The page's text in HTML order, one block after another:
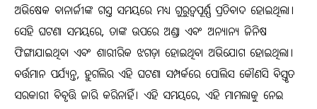
ଅଭିଷେକ ବାନାର୍ଜୀଙ୍କ ଗସ୍ତ ସମୟରେ ମଧ୍ୟ ଗୁରୁତ୍ୱପୂର୍ଣ୍ଣ ପ୍ରତିବାଦ ହୋଇଥିଲା।
ସେହି ଘଟଣା ସମୟରେ, ତାଙ୍କ ଉପରେ ଅଣ୍ଡା ଏବଂ ଅନ୍ୟାନ୍ୟ ଜିନିଷ
ଫିଙ୍ଗାଯାଇଥିବା ଏବଂ ଶାରୀରିକ ଝଗଡ଼ା ହୋଇଥିବା ଅଭିଯୋଗ ହୋଇଥିଲା।
ବର୍ତ୍ତମାନ ପର୍ଯ୍ୟନ୍ତ, ହୁଗଲିର ଏହି ଘଟଣା ସମ୍ପର୍କରେ ପୋଲିସ କୌଣସି ବିସ୍ତୃତ
ସରକାରୀ ବିବୃତ୍ତି ଜାରି କରିନାହିଁ। ଏହି ସମୟରେ, ଏହି ମାମଲାକୁ ନେଇ